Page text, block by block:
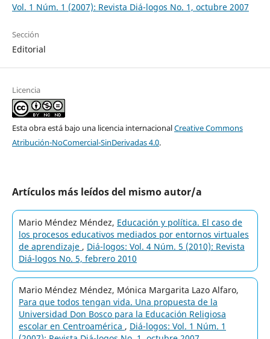
Vol. 1 Núm. 1 (2007): Revista Diá-logos No. 1, octubre 2007
Sección
Editorial
Licencia
Esta obra está bajo una licencia internacionalCreative Commons
Atribución-NoComercial-SinDerivadas 4.0.
Artículos más leídos del mismo autor/a
Mario Méndez Méndez, Educación y política. El caso de
los procesos educativos mediados por entornos virtuales
de aprendizaje , Diá-logos: Vol. 4 Núm. 5 (2010): Revista
Diá-logos No. 5, febrero 2010
Mario Méndez Méndez, Mónica Margarita Lazo Alfaro,
Para que todos tengan vida. Una propuesta de la
Universidad Don Bosco para la Educación Religiosa
escolar en Centroamérica , Diá-logos: Vol. 1 Núm. 1